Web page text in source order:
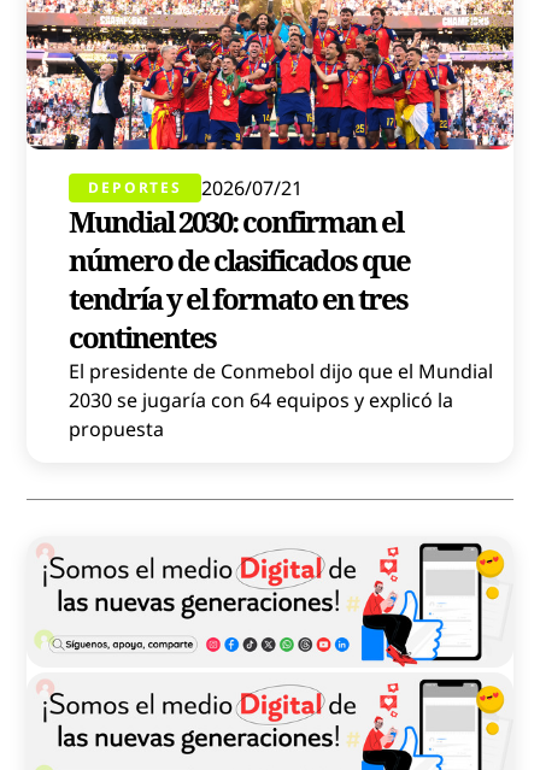
DEPORTES 2026/07/21
Mundial 2030: confirman el
número de clasificados que
tendría y el formato en tres
continentes
El presidente de Conmebol dijo que el Mundial
2030 se jugaría con 64 equipos y explicó la
propuesta